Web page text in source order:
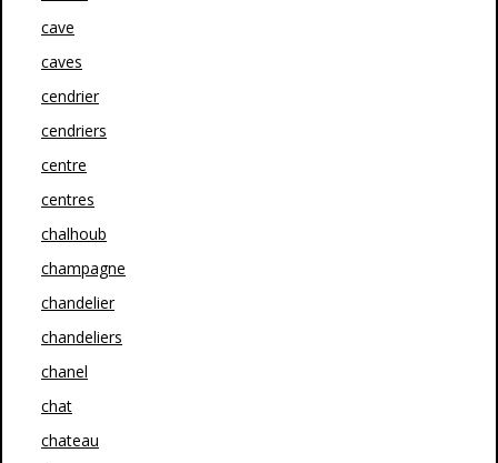
cave
caves
cendrier
cendriers
centre
centres
chalhoub
champagne
chandelier
chandeliers
chanel
chat
chateau